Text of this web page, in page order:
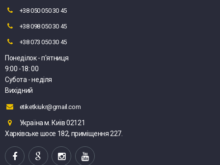
+38 050 050 30 45
+38 098 050 30 45
+38 073 050 30 45
Понеділок - п'ятниця
9:00 -18: 00
Субота - неділя
Вихідний
etiketkiukr@gmail.com
Україна м. Київ 02121
Харківське шосе 182, приміщення 227.